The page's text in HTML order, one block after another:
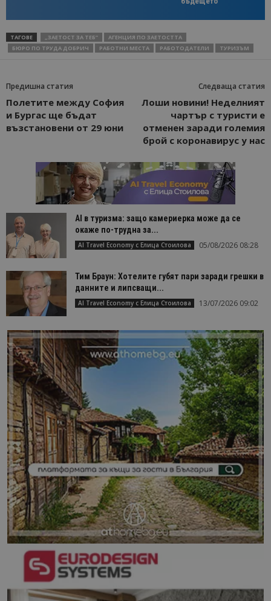
ТАГОВЕ „ЗАЕТОСТ ЗА ТЕБ”
АГЕНЦИЯ ПО ЗАЕТОСТТА
БЮРО ПО ТРУДА ДОБРИЧ
РАБОТНИ МЕСТА РАБОТОДАТЕЛИ ТУРИЗЪМ
Предишна статия
Полетите между София
и Бургас ще бъдат
възстановени от 29 юни
Следваща статия
Лоши новини! Неделният
чартър с туристи е
отменен заради големия
брой с коронавирус у нас
AI в туризма: защо камериерка може да се
окаже по-трудна за...
AI Travel Economy с Елица Стоилова 05/08/2026 08:28
Тим Браун: Хотелите губят пари заради грешки в
данните и липсващи...
AI Travel Economy с Елица Стоилова 13/07/2026 09:02